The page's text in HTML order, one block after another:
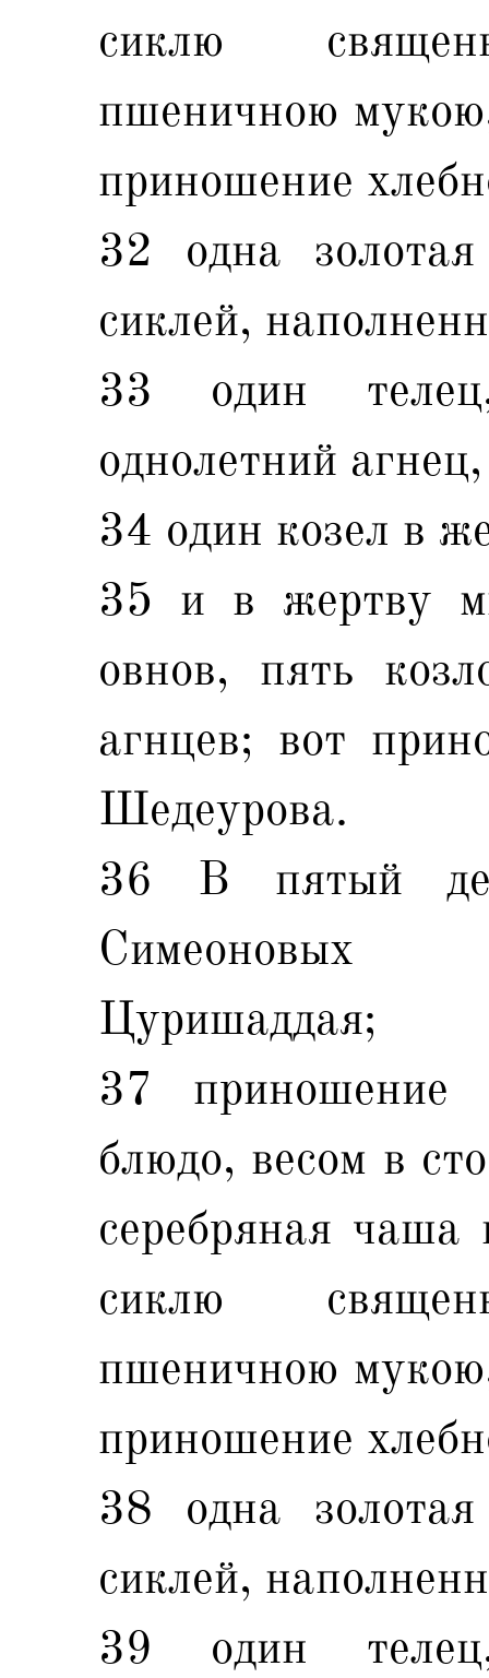
сиклю
пшеничною
приношение
32 одна
сиклей,
33 один
однолетний
34 один козел в
35 и в жертву
овнов, пять
агнцев; вот
Шедеурова.
36 В пятый
Цуришаддая;
37 приношение
блюдо, весом в
серебряная чаша
сиклю
пшеничною
приношение
38 одна
сиклей,
39 один